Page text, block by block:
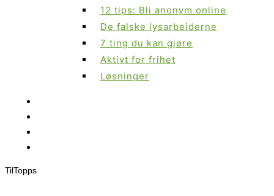
12 tips: Bli anonym online
De falske lysarbeiderne
7 ting du kan gjøre
Aktivt for frihet
Løsninger
TilTopps